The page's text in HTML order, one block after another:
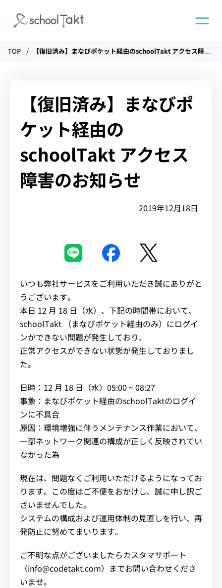
機能
タクトAI
導入事例
導入実績
よくある質問
TOP 【復旧済み】まなびポケット経由のschoolTakt アクセス障害のお知らせ
【復旧済み】まなびポ
ケット経由の
schoolTakt アクセス
障害のお知らせ
2019年12月18日
いつも弊社サービスをご利用いただき誠にありがと
うございます。
本日 12 月 18 日（水）、下記の時間帯において、
schoolTakt （まなびポケット経由のみ）にログイ
ンができない問題が発生しており、
正常アクセスができない状態が発生しておりまし
た。
日時：12 月 18 日（水）05:00 ~ 08:27
事象：まなびポケット経由のschoolTaktのログイ
ンに不具合
原因：環境増強に伴うメンテナンス作業において、
一部ネットワーク関連の構成が正しく反映されてい
なかった為
現在は、問題なくご利用いただけるようになってお
ります。この度はご不便をおかけし、誠に申し訳ご
ざいませんでした。
システムの構成および運用体制の見直しを行い、再
発防止に努めてまいります。
ご不明な点がございましたらカスタマサポート
（info@codetakt.com）までお問い合わせくださ
いませ。